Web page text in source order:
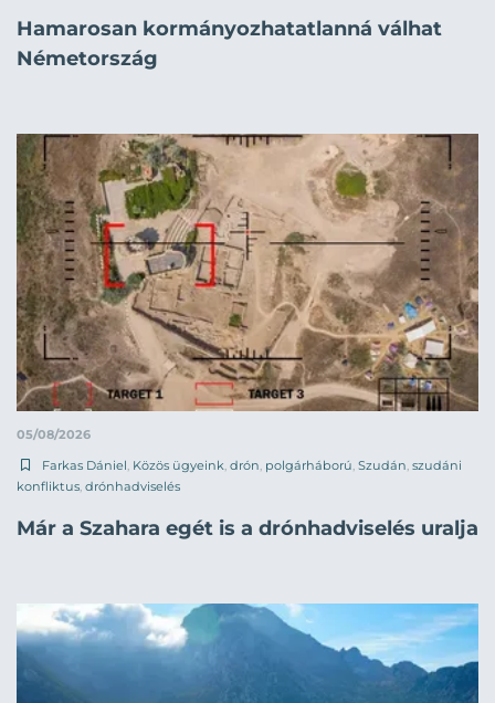
Hamarosan kormányozhatatlanná válhat
Németország
05/08/2026
Farkas Dániel Közös ügyeink drón polgárháború Szudán szudáni
konfliktus drónhadviselés
Már a Szahara egét is a drónhadviselés uralja